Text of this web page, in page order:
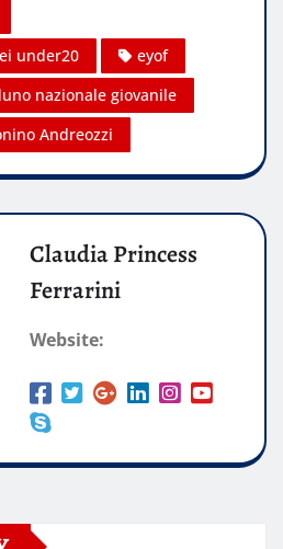
under20
eyof
nazionale giovanile
Andreozzi
Claudia Princess
Ferrarini
Website: